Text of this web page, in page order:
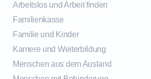
Arbeitslos und Arbeit finden
Familienkasse
Familie und Kinder
Karriere und Weiterbildung
Menschen aus dem Ausland